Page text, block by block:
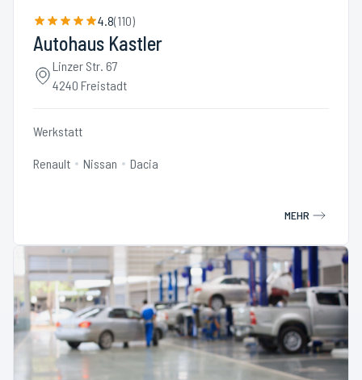
4.8(110)
Autohaus Kastler
Linzer Str. 67
4240 Freistadt
Werkstatt
Renault Nissan Dacia
MEHR